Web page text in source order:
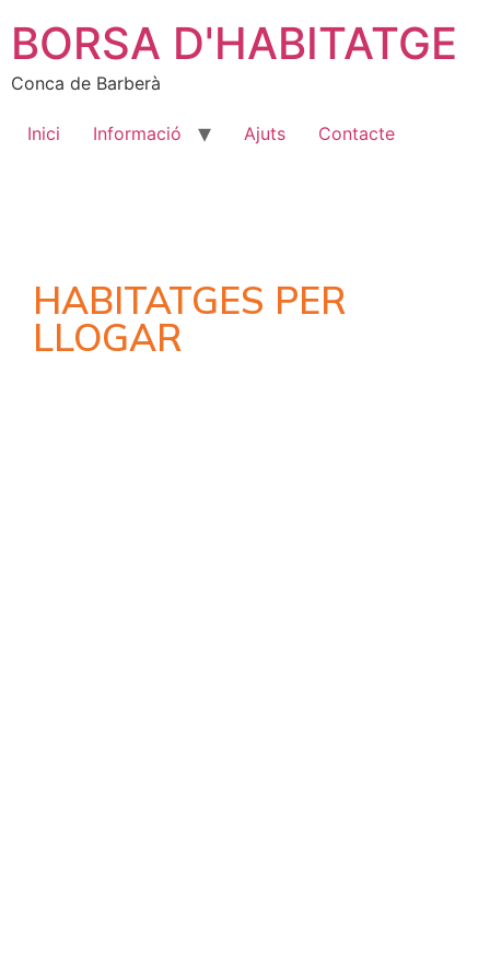
BORSA D'HABITATGE
Conca de Barberà
Inici Informació Ajuts Contacte
HABITATGES PER
LLOGAR